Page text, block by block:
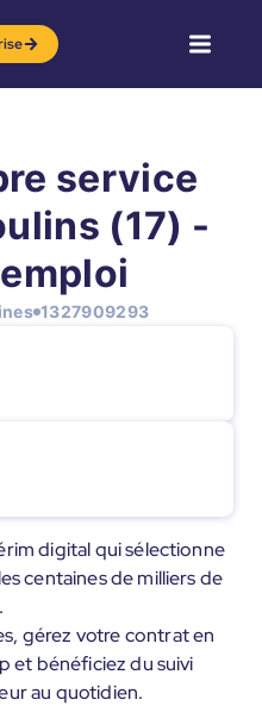
service
(17) -
1327909293
digital qui sélectionne
centaines de milliers de
gérez votre contrat en
et bénéficiez du suivi
au quotidien.